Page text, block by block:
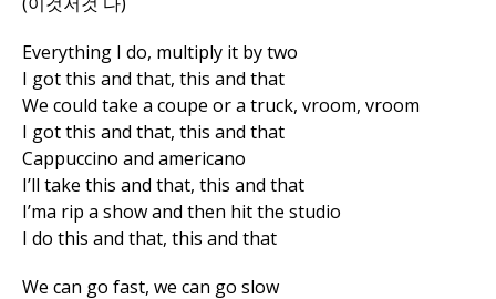
Everything I do, multiply it by two
I got this and that, this and that
We could take a coupe or a truck, vroom, vroom
I got this and that, this and that
Cappuccino and americano
I’ll take this and that, this and that
I’ma rip a show and then hit the studio
I do this and that, this and that
We can go fast, wе can go slow